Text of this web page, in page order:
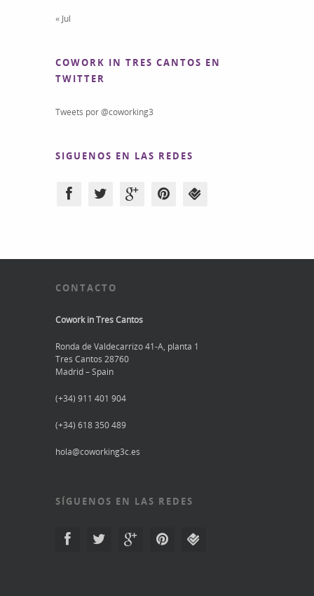
« Jul
COWORK IN TRES CANTOS EN
TWITTER
Tweets por @coworking3
SIGUENOS EN LAS REDES
CONTACTO
Cowork in Tres Cantos
Ronda de Valdecarrizo 41-A, planta 1
Tres Cantos 28760
Madrid – Spain
(+34) 911 401 904
(+34) 618 350 489
hola@coworking3c.es
SÍGUENOS EN LAS REDES